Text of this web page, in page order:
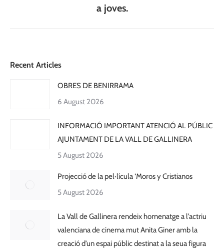
post:
a joves.
Recent Articles
OBRES DE BENIRRAMA
6 August 2026
INFORMACIÓ IMPORTANT ATENCIÓ AL PÚBLIC
AJUNTAMENT DE LA VALL DE GALLINERA
5 August 2026
Projecció de la pel·lícula ‘Moros y Cristianos
5 August 2026
La Vall de Gallinera rendeix homenatge a l’actriu
valenciana de cinema mut Anita Giner amb la
creació d’un espai públic destinat a la seua figura